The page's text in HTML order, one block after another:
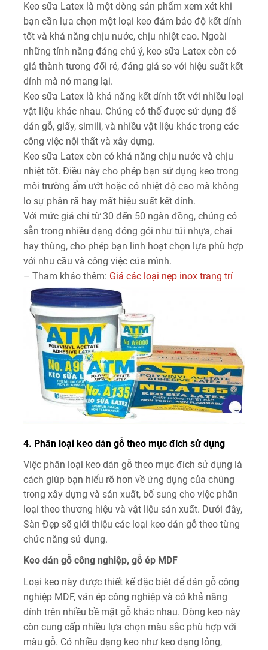
Keo sữa Latex là một dòng sản phẩm xem xét khi
bạn cần lựa chọn một loại keo đảm bảo độ kết dính
tốt và khả năng chịu nước, chịu nhiệt cao. Ngoài
những tính năng đáng chú ý, keo sữa Latex còn có
giá thành tương đối rẻ, đáng giá so với hiệu suất kết
dính mà nó mang lại.
Keo sữa Latex là khả năng kết dính tốt với nhiều loại
vật liệu khác nhau. Chúng có thể được sử dụng để
dán gỗ, giấy, simili, và nhiều vật liệu khác trong các
công việc nội thất và xây dựng.
Keo sữa Latex còn có khả năng chịu nước và chịu
nhiệt tốt. Điều này cho phép bạn sử dụng keo trong
môi trường ẩm ướt hoặc có nhiệt độ cao mà không
lo sự phân rã hay mất hiệu suất kết dính.
Với mức giá chỉ từ 30 đến 50 ngàn đồng, chúng có
sẵn trong nhiều dạng đóng gói như túi nhựa, chai
hay thùng, cho phép bạn linh hoạt chọn lựa phù hợp
với nhu cầu và công việc của mình.
– Tham khảo thêm: Giá các loại nẹp inox trang trí
4. Phân loại keo dán gỗ theo mục đích sử dụng
Việc phân loại keo dán gỗ theo mục đích sử dụng là
cách giúp bạn hiểu rõ hơn về ứng dụng của chúng
trong xây dựng và sản xuất, bổ sung cho việc phân
loại theo thương hiệu và vật liệu sản xuất. Dưới đây,
Sàn Đẹp sẽ giới thiệu các loại keo dán gỗ theo từng
chức năng sử dụng.
Keo dán gỗ công nghiệp, gỗ ép MDF
Loại keo này được thiết kế đặc biệt để dán gỗ công
nghiệp MDF, ván ép công nghiệp và có khả năng
dính trên nhiều bề mặt gỗ khác nhau. Dòng keo này
còn cung cấp nhiều lựa chọn màu sắc phù hợp với
màu gỗ. Có nhiều dạng keo như keo dạng lỏng,